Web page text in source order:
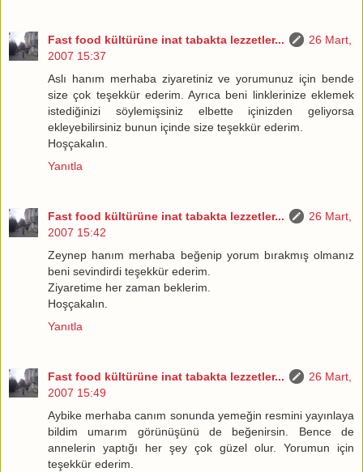
Fast food kültürüne inat tabakta lezzetler...
26 Mart,
2007 15:37
Aslı hanım merhaba ziyaretiniz ve yorumunuz için bende
size çok teşekkür ederim. Ayrıca beni linklerinize eklemek
istediğinizi söylemişsiniz elbette içinizden geliyorsa
ekleyebilirsiniz bunun içinde size teşekkür ederim.
Hoşçakalın.
Yanıtla
Fast food kültürüne inat tabakta lezzetler...
26 Mart,
2007 15:42
Zeynep hanım merhaba beğenip yorum bırakmış olmanız
beni sevindirdi teşekkür ederim.
Ziyaretime her zaman beklerim.
Hoşçakalın.
Yanıtla
Fast food kültürüne inat tabakta lezzetler...
26 Mart,
2007 15:49
Aybike merhaba canım sonunda yemeğin resmini yayınlaya
bildim umarım görünüşünü de beğenirsin. Bence de
annelerin yaptığı her şey çok güzel olur. Yorumun için
teşekkür ederim.